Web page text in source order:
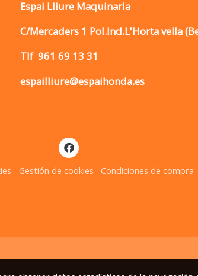
Espai Lliure Maquinaria
C/Mercaders 1 Pol.Ind.L'Horta vella
Tlf 961 69 13 31
espailliure@espaihonda.es
Gestión de cookies Condiciones de compra